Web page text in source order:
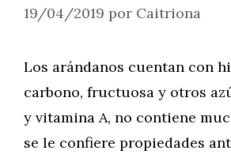
19/04/2019 por Caitriona
Los arándanos cuentan con
carbono, fructuosa y otros
y vitamina A, no contiene
se le confiere propiedades